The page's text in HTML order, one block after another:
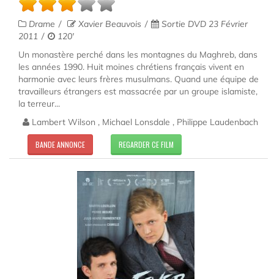
Drame Xavier Beauvois
Sortie DVD 23 Février
2011
120'
Un monastère perché dans les montagnes du Maghreb, dans
les années 1990. Huit moines chrétiens français vivent en
harmonie avec leurs frères musulmans. Quand une équipe de
travailleurs étrangers est massacrée par un groupe islamiste,
la terreur...
Lambert Wilson , Michael Lonsdale , Philippe Laudenbach
BANDE ANNONCE REGARDER CE FILM